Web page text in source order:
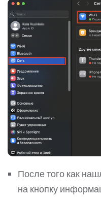
После того как
на кнопку